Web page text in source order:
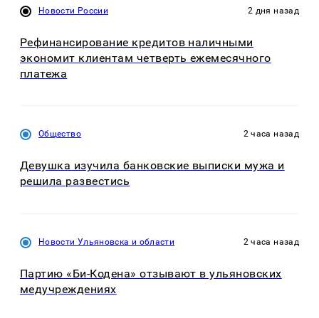
Новости России 2 дня назад
Рефинансирование кредитов наличными
экономит клиентам четверть ежемесячного
платежа
Общество 2 часа назад
Девушка изучила банковские выписки мужа и
решила развестись
Новости Ульяновска и области 2 часа назад
Партию «Би-Кодена» отзывают в ульяновских
медучреждениях